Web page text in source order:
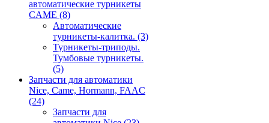
автоматические турникеты
CAME (8)
Автоматические
турникеты-калитка. (3)
Турникеты-триподы.
Тумбовые турникеты.
(5)
Запчасти для автоматики
Nice, Came, Hormann, FAAC
(24)
Запчасти для